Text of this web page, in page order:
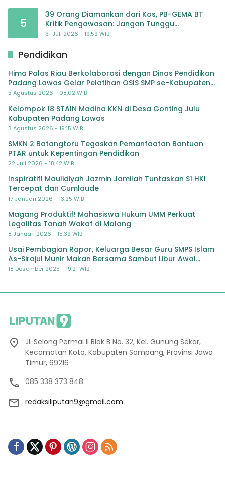
5
39 Orang Diamankan dari Kos, PB-GEMA BT
Kritik Pengawasan: Jangan Tunggu
Masyarakat Bergerak Baru Negara Bertindak
31 Juli 2026 - 19:59 WIB
Pendidikan
Hima Palas Riau Berkolaborasi dengan Dinas Pendidikan
Padang Lawas Gelar Pelatihan OSIS SMP se-Kabupaten
Padang Lawas
5 Agustus 2026 - 08:02 WIB
Kelompok 18 STAIN Madina KKN di Desa Gonting Julu
Kabupaten Padang Lawas
3 Agustus 2026 - 19:15 WIB
SMKN 2 Batangtoru Tegaskan Pemanfaatan Bantuan
PTAR untuk Kepentingan Pendidikan
22 Juli 2026 - 18:42 WIB
Inspiratif! Maulidiyah Jazmin Jamilah Tuntaskan S1 HKI
Tercepat dan Cumlaude
17 Januari 2026 - 13:25 WIB
Magang Produktif! Mahasiswa Hukum UMM Perkuat
Legalitas Tanah Wakaf di Malang
8 Januari 2026 - 15:39 WIB
Usai Pembagian Rapor, Keluarga Besar Guru SMPS Islam
As-Sirajul Munir Makan Bersama Sambut Libur Awal
Semester
18 Desember 2025 - 19:21 WIB
Jl. Selong Permai II Blok B No. 32, Kel. Gunung Sekar,
Kecamatan Kota, Kabupaten Sampang, Provinsi Jawa
Timur, 69216
085 338 373 848
redaksiliputan9@gmail.com